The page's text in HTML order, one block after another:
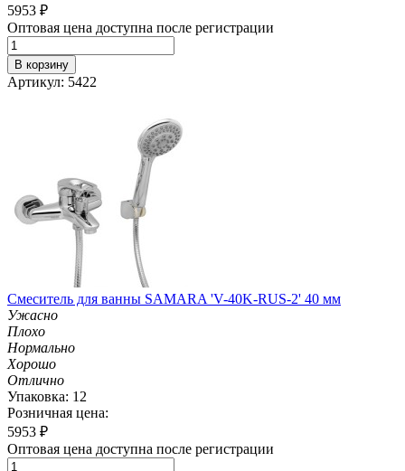
5953 ₽
Оптовая цена доступна после регистрации
В корзину
Артикул: 5422
Смеситель для ванны SAMARA 'V-40K-RUS-2' 40 мм
Ужасно
Плохо
Нормально
Хорошо
Отлично
Упаковка: 12
Розничная цена:
5953 ₽
Оптовая цена доступна после регистрации